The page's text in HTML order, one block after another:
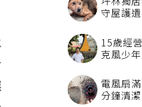
坪林獨
守屋護
15歲經
克風少
電風扇